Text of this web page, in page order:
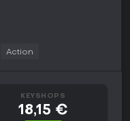
Action
KEYSHOPS
18,15 €